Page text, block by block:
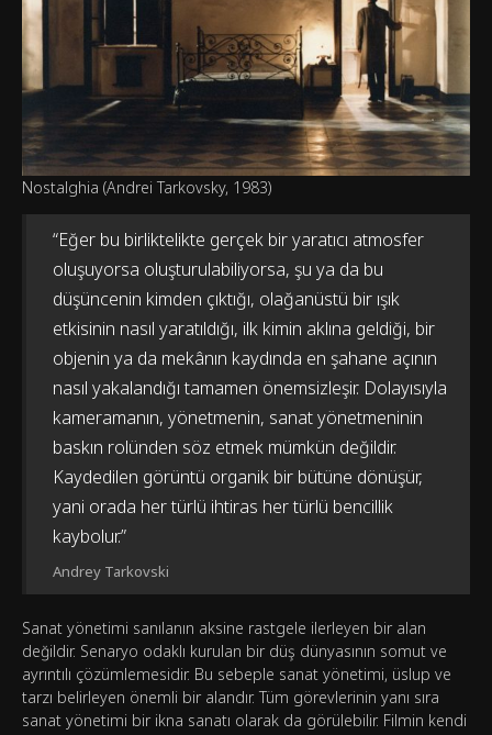
Nostalghia (Andrei Tarkovsky, 1983)
“Eğer bu birliktelikte gerçek bir yaratıcı atmosfer
oluşuyorsa oluşturulabiliyorsa, şu ya da bu
düşüncenin kimden çıktığı, olağanüstü bir ışık
etkisinin nasıl yaratıldığı, ilk kimin aklına geldiği, bir
objenin ya da mekânın kaydında en şahane açının
nasıl yakalandığı tamamen önemsizleşir. Dolayısıyla
kameramanın, yönetmenin, sanat yönetmeninin
baskın rolünden söz etmek mümkün değildir.
Kaydedilen görüntü organik bir bütüne dönüşür,
yani orada her türlü ihtiras her türlü bencillik
kaybolur.”
Andrey Tarkovski
Sanat yönetimi sanılanın aksine rastgele ilerleyen bir alan
değildir. Senaryo odaklı kurulan bir düş dünyasının somut ve
ayrıntılı çözümlemesidir. Bu sebeple sanat yönetimi, üslup ve
tarzı belirleyen önemli bir alandır. Tüm görevlerinin yanı sıra
sanat yönetimi bir ikna sanatı olarak da görülebilir. Filmin kendi